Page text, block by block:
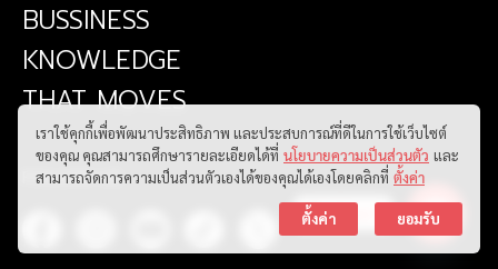
BUSSINESS
KNOWLEDGE
THAT MOVES
FOLLOW US
เราใช้คุกกี้เพื่อพัฒนาประสิทธิภาพ และประสบการณ์ที่ดีในการใช้เว็บไซต์
ของคุณ คุณสามารถศึกษารายละเอียดได้ที่ นโยบายความเป็นส่วนตัว และ
สามารถจัดการความเป็นส่วนตัวเองได้ของคุณได้เองโดยคลิกที่ ตั้งค่า
ตั้งค่า ยอมรับ
ติดต่อเรา
Open